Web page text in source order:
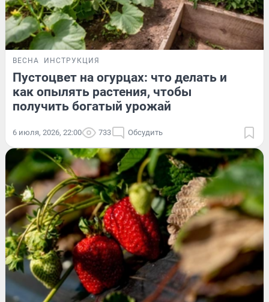
ВЕСНА ИНСТРУКЦИЯ
Пустоцвет на огурцах: что делать и
как опылять растения, чтобы
получить богатый урожай
6 июля, 2026, 22:00 733 Обсудить